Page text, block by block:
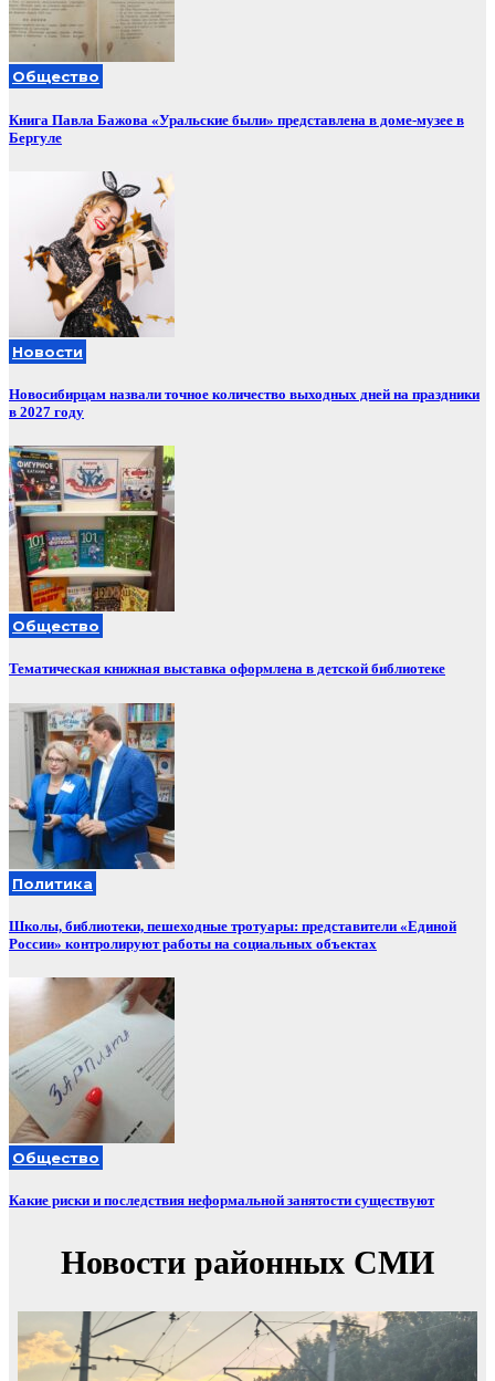
Общество
Книга Павла Бажова «Уральские были» представлена в доме-музее в
Бергуле
Новости
Новосибирцам назвали точное количество выходных дней на праздники
в 2027 году
Общество
Тематическая книжная выставка оформлена в детской библиотеке
Политика
Школы, библиотеки, пешеходные тротуары: представители «Единой
России» контролируют работы на социальных объектах
Общество
Какие риски и последствия неформальной занятости существуют